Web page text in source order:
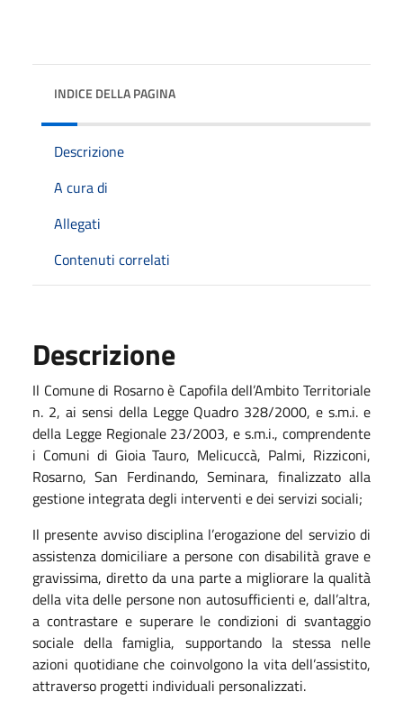
INDICE DELLA PAGINA
Descrizione
A cura di
Allegati
Contenuti correlati
Descrizione
Il Comune di Rosarno è Capofila dell’Ambito Territoriale
n. 2, ai sensi della Legge Quadro 328/2000, e s.m.i. e
della Legge Regionale 23/2003, e s.m.i., comprendente
i Comuni di Gioia Tauro, Melicuccà, Palmi, Rizziconi,
Rosarno, San Ferdinando, Seminara, finalizzato alla
gestione integrata degli interventi e dei servizi sociali;
Il presente avviso disciplina l’erogazione del servizio di
assistenza domiciliare a persone con disabilità grave e
gravissima, diretto da una parte a migliorare la qualità
della vita delle persone non autosufficienti e, dall’altra,
a contrastare e superare le condizioni di svantaggio
sociale della famiglia, supportando la stessa nelle
azioni quotidiane che coinvolgono la vita dell’assistito,
attraverso progetti individuali personalizzati.